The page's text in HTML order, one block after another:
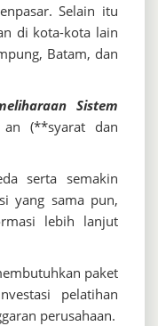
Selain itu
di kota-kota lain
Batam, dan
Sistem
an (**syarat dan
serta semakin
yang sama pun,
lebih lanjut
paket
pelatihan
perusahaan.